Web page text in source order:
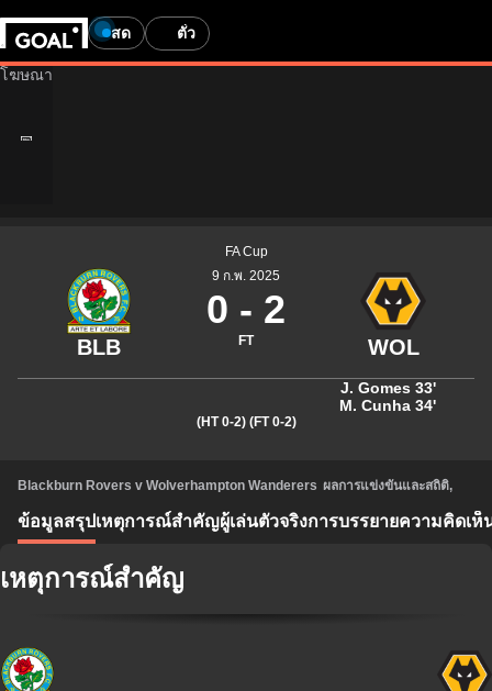
สด ตั๋ว
FA Cup
9 ก.พ. 2025
0 - 2
FT
J. Gomes 33'
M. Cunha 34'
(HT 0-2) (FT 0-2)
Blackburn Rovers v Wolverhampton Wanderers ผลการแข่งขันและสถิติ,
ข้อมูลสรุปเหตุการณ์สำคัญผู้เล่นตัวจริงการบรรยายความคิดเห็
เหตุการณ์สำคัญ